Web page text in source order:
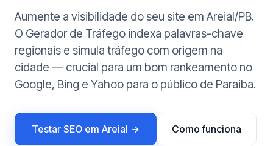
Aumente a visibilidade do seu site em Areial/PB.
O Gerador de Tráfego indexa palavras-chave
regionais e simula tráfego com origem na
cidade — crucial para um bom rankeamento no
Google, Bing e Yahoo para o público de Paraiba.
Testar SEO em Areial → Como funciona